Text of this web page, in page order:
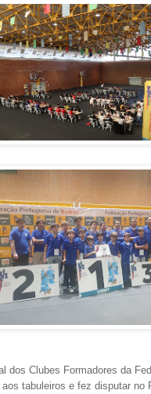
dos Clubes Formadores da
tabuleiros e fez disputar no